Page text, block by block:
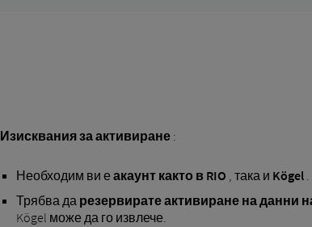
Изисквания за активиране :
Необходим ви е акаунт както в RIO , така и Kögel .
Трябва да резервирате активиране на данни
Kögel може да го извлече.